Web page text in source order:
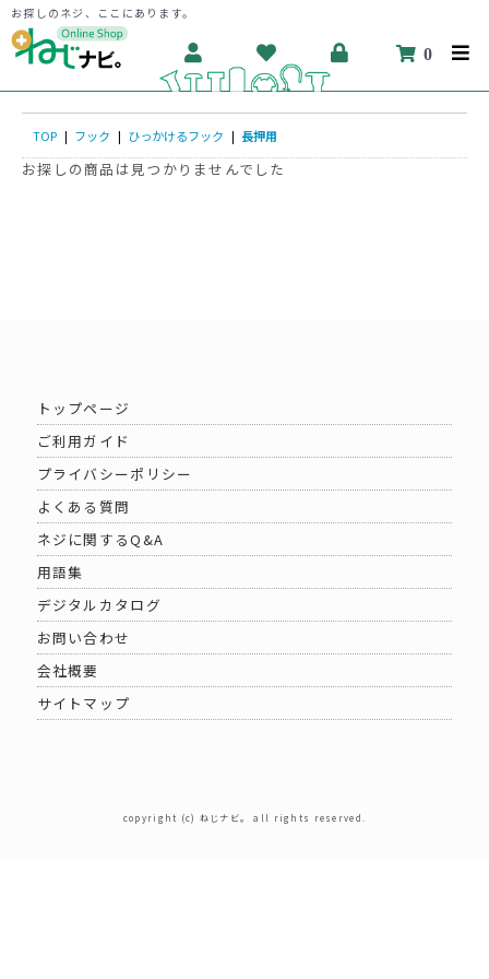
お探しのネジ、ここにあります。
0
TOP | フック | ひっかけるフック | 長押用
お探しの商品は見つかりませんでした
トップページ
ご利用ガイド
プライバシーポリシー
よくある質問
ネジに関するQ&A
用語集
デジタルカタログ
お問い合わせ
会社概要
サイトマップ
copyright (c) ねじナビ。 all rights reserved.